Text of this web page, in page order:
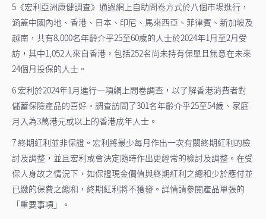
5《宏利亞洲康健調查》通過網上自助問卷方式於八個市場進行，
涵蓋中國內地、香港、日本、印尼、馬來西亞、菲律賓、新加坡及
越南，共有8,000名年齡介乎25至60歲的人士於2024年1月至2月受
訪，其中1,052人來自香港，包括252名尚未持有保單且無意在未來
24個月投保的人士。
6 宏利於2024年1月進行一項網上問卷調查，以了解香港消費者對
儲蓄保險產品的喜好。調查訪問了301名年齡介乎25至54歲、家庭
月入為3萬港元或以上的香港成年人士。
7 終期紅利並非保證。宏利將最少每月作出一次有關終期紅利的檢
討及調整，並且宏利或會決定隨時作出更經常的檢討及調整。在受
保人身故之情況下，如保證現金價值與終期紅利之總和少於應付並
已繳的保費之總和，終期紅利將不獲發。詳情請參閱產品單張的
「重要事項」。